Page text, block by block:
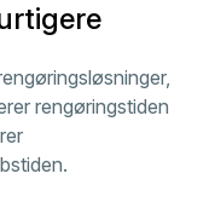
rengøringstiden